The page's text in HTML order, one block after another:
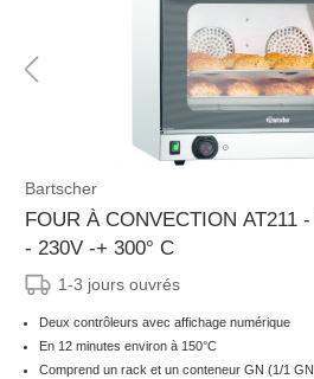
Bartscher
FOUR À CONVECTION AT211
- 230V -+ 300° C
1-3 jours ouvrés
Deux contrôleurs avec affichage numérique
En 12 minutes environ à 150°C
Comprend un rack et un conteneur GN (1/1